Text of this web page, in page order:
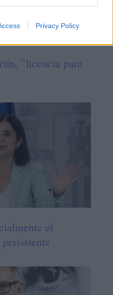
Privacy Policy
"licencia para
el